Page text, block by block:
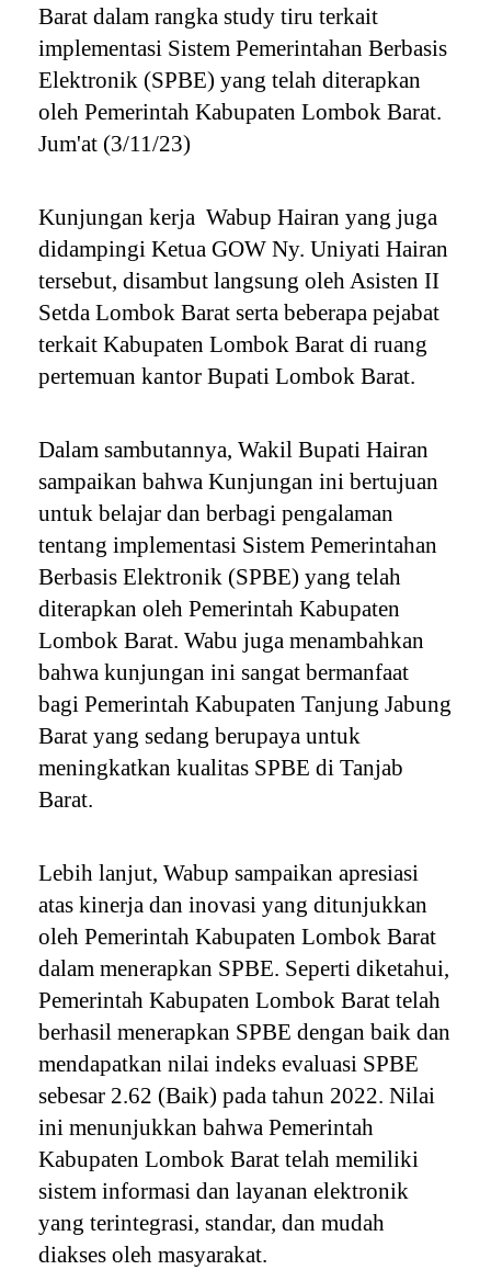
Barat dalam rangka study tiru terkait
implementasi Sistem Pemerintahan Berbasis
Elektronik (SPBE) yang telah diterapkan
oleh Pemerintah Kabupaten Lombok Barat.
Jum'at (3/11/23)
Kunjungan kerja Wabup Hairan yang juga
didampingi Ketua GOW Ny. Uniyati Hairan
tersebut, disambut langsung oleh Asisten II
Setda Lombok Barat serta beberapa pejabat
terkait Kabupaten Lombok Barat di ruang
pertemuan kantor Bupati Lombok Barat.
Dalam sambutannya, Wakil Bupati Hairan
sampaikan bahwa Kunjungan ini bertujuan
untuk belajar dan berbagi pengalaman
tentang implementasi Sistem Pemerintahan
Berbasis Elektronik (SPBE) yang telah
diterapkan oleh Pemerintah Kabupaten
Lombok Barat. Wabu juga menambahkan
bahwa kunjungan ini sangat bermanfaat
bagi Pemerintah Kabupaten Tanjung Jabung
Barat yang sedang berupaya untuk
meningkatkan kualitas SPBE di Tanjab
Barat.
Lebih lanjut, Wabup sampaikan apresiasi
atas kinerja dan inovasi yang ditunjukkan
oleh Pemerintah Kabupaten Lombok Barat
dalam menerapkan SPBE. Seperti diketahui,
Pemerintah Kabupaten Lombok Barat telah
berhasil menerapkan SPBE dengan baik dan
mendapatkan nilai indeks evaluasi SPBE
sebesar 2.62 (Baik) pada tahun 2022. Nilai
ini menunjukkan bahwa Pemerintah
Kabupaten Lombok Barat telah memiliki
sistem informasi dan layanan elektronik
yang terintegrasi, standar, dan mudah
diakses oleh masyarakat.